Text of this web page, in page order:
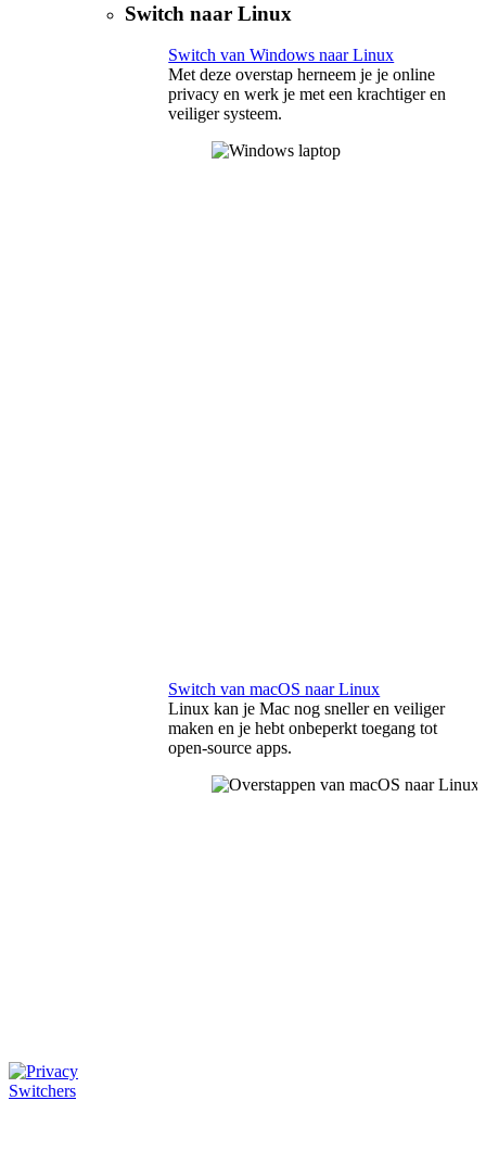
Switch naar Linux
Switch van Windows naar Linux
Met deze overstap herneem je je online
privacy en werk je met een krachtiger en
veiliger systeem.
Switch van macOS naar Linux
Linux kan je Mac nog sneller en veiliger
maken en je hebt onbeperkt toegang tot
open-source apps.